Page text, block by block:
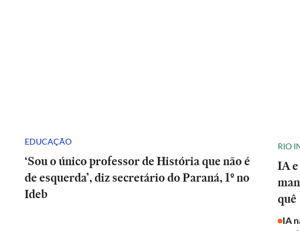
EDUCAÇÃO
‘Sou o único professor de História que não é
de esquerda’, diz secretário do Paraná, 1º no
Ideb
RIO
IA
quê
IA